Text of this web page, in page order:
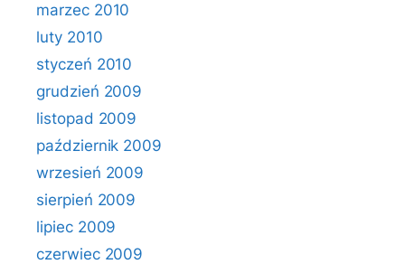
marzec 2010
luty 2010
styczeń 2010
grudzień 2009
listopad 2009
październik 2009
wrzesień 2009
sierpień 2009
lipiec 2009
czerwiec 2009